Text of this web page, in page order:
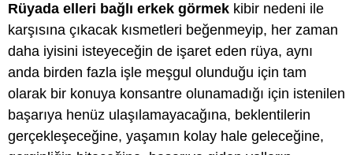
Rüyada elleri bağlı erkek görmek kibir nedeni ile
karşısına çıkacak kısmetleri beğenmeyip, her zaman
daha iyisini isteyeceğin de işaret eden rüya, aynı
anda birden fazla işle meşgul olunduğu için tam
olarak bir konuya konsantre olunamadığı için istenilen
başarıya henüz ulaşılamayacağına, beklentilerin
gerçekleşeceğine, yaşamın kolay hale geleceğine,